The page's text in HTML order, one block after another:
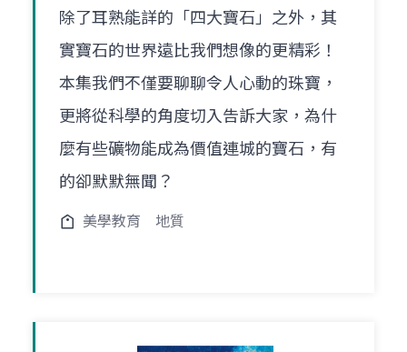
除了耳熟能詳的「四大寶石」之外，其
實寶石的世界遠比我們想像的更精彩！
本集我們不僅要聊聊令人心動的珠寶，
更將從科學的角度切入告訴大家，為什
麼有些礦物能成為價值連城的寶石，有
的卻默默無聞？
美學教育 地質